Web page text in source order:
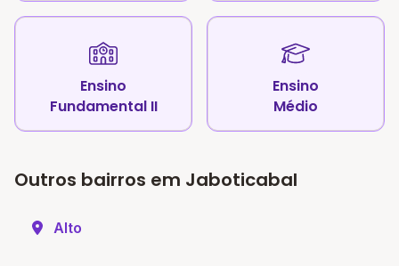
Ensino
Fundamental II
Ensino
Médio
Outros bairros em Jaboticabal
Alto